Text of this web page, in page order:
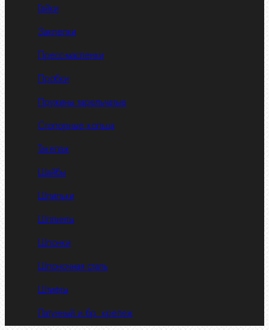
Гайки
Заклепки
Пресс-масленки
Пробки
Пружины тарельчатые
Стопорные кольца
Такелаж
Шайбы
Шпильки
Шплинты
Шпонки
Шпоночная сталь
Штифты
Латунный и бр. крепеж